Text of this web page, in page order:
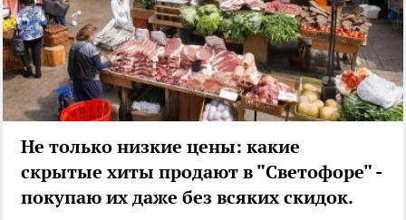
Не только низкие цены: какие
скрытые хиты продают в "Светофоре" -
покупаю их даже без всяких скидок.